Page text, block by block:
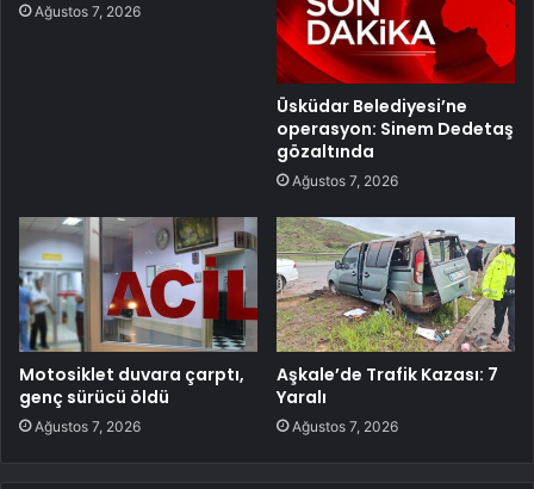
Ağustos 7, 2026
Üsküdar Belediyesi’ne
operasyon: Sinem Dedetaş
gözaltında
Ağustos 7, 2026
Motosiklet duvara çarptı,
genç sürücü öldü
Ağustos 7, 2026
Aşkale’de Trafik Kazası: 7
Yaralı
Ağustos 7, 2026